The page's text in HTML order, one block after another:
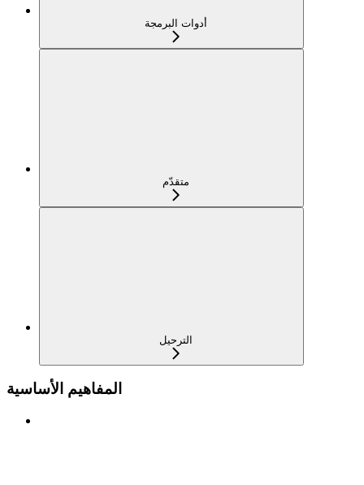
أدوات البرمجة
متقدّم
الترحيل
المفاهيم الأساسية